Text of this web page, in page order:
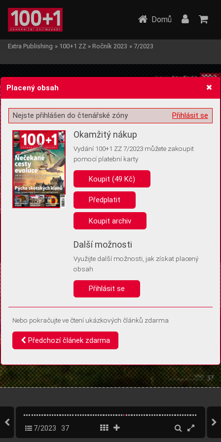
Žádost o souhlas s ukládáním volitelných informací
Pro základní fungování webu nepotřebujeme ukládat žádné informace
(tzv. cookies apod.). Rádi bychom vás ale požádali o souhlas s
uložením volitelných informací:
Anonymní unikátní ID
Díky němu příště poznáme, že se jedná o stejné zařízení, a
Identifikátor je zcela anonymní.
Vaše souhlasy a odmítnutí si ukládáme do vašeho zařízení, abychom se
vás už příště znovu neptali. Můžete je kdykoli později upravit ve Správě
Domů
Extra Publishing » 100+1 ZZ » Ročník 2023 » 7/2023
7/2023 37
Placený obsah
Přihlásit se
Nejste přihlášen do čtenářské zóny
Okamžitý nákup
Vydání 100+1 ZZ 7/2023 můžete zakoupit
pomocí platební karty
Koupit (49 Kč)
Předplatit
Koupit archiv
Další možnosti
Využijte další možnosti, jak získat placený
obsah
Přihlásit se
Nebo pokračujte ve čtení ukázkových článků zdarma
Předchozí článek zdarma